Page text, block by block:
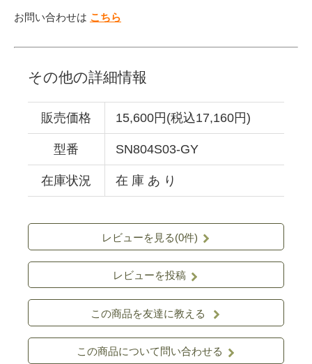
お問い合わせは こちら
その他の詳細情報
販売価格 15,600円(税込17,160円)
型番 SN804S03-GY
在庫状況 在 庫 あ り
レビューを見る(0件)
レビューを投稿
この商品を友達に教える
この商品について問い合わせる